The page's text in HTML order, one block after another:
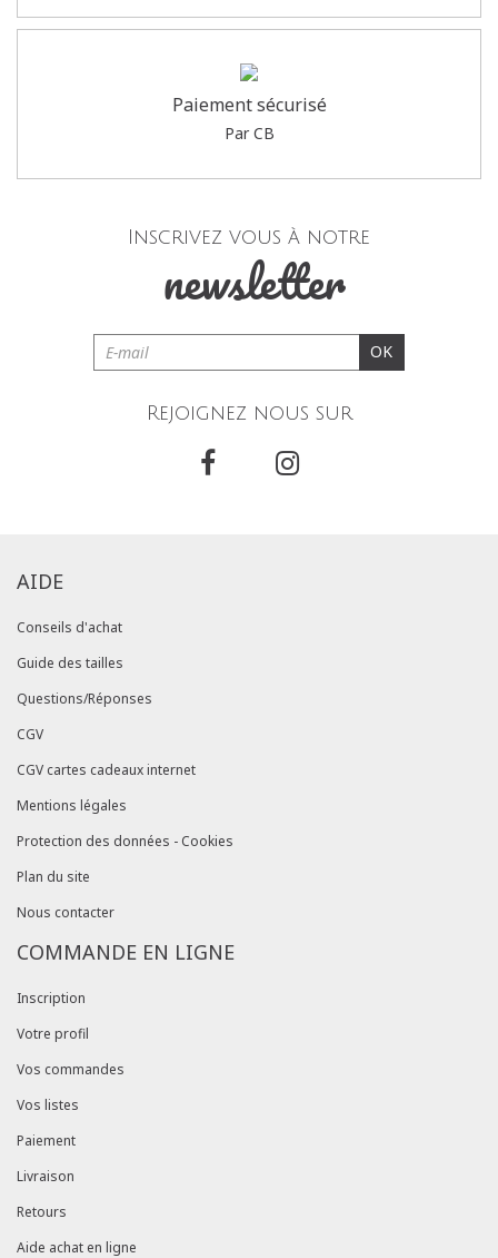
Paiement sécurisé
Par CB
Inscrivez vous à notre
newsletter
OK
Rejoignez nous sur
AIDE
Conseils d'achat
Guide des tailles
Questions/Réponses
CGV
CGV cartes cadeaux internet
Mentions légales
Protection des données - Cookies
Plan du site
Nous contacter
COMMANDE EN LIGNE
Inscription
Votre profil
Vos commandes
Vos listes
Paiement
Livraison
Retours
Aide achat en ligne